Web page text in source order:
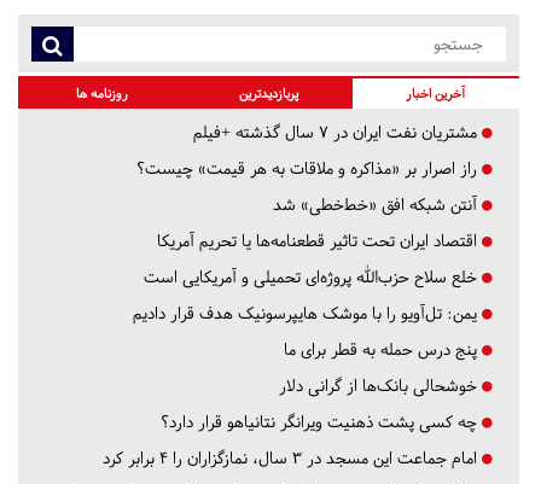
آخرین اخبار پربازدیدترین روزنامه ها
مشتریان نفت ایران در ۷ سال گذشته +فیلم
راز اصرار بر «مذاکره و ملاقات به هر قیمت» چیست؟
آنتن شبکه افق «خط‌خطی» شد
اقتصاد ایران تحت تاثیر قطعنامه‌ها یا تحریم‌ آمریکا
خلع سلاح حزب‌الله پروژه‌ای تحمیلی و آمریکایی است
یمن: تل‌آویو را با موشک هایپرسونیک هدف قرار دادیم
پنج درس‌ حمله به قطر برای ما
خوشحالی بانک‌ها از گرانی دلار
چه کسی پشت ذهنیت ویرانگر نتانیاهو قرار دارد؟
امام جماعت این مسجد در ۳ سال، نمازگزاران را ۴ برابر کرد